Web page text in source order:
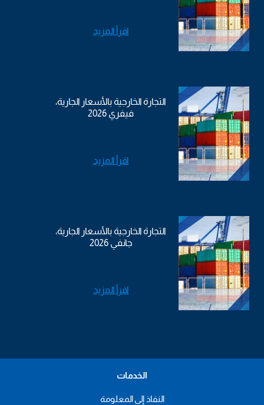
اقرأ المزيد
التجارة الخارجية بالأسعار الجارية،
فيفري 2026
اقرأ المزيد
التجارة الخارجية بالأسعار الجارية،
جانفي 2026
اقرأ المزيد
الخدمات
النفاذ إلى المعلومة